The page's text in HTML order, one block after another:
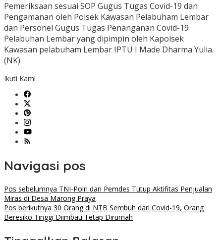
Pemeriksaan sesuai SOP Gugus Tugas Covid-19 dan
Pengamanan oleh Polsek Kawasan Pelabuham Lembar
dan Personel Gugus Tugas Penanganan Covid-19
Pelabuhan Lembar yang dipimpin oleh Kapolsek
Kawasan pelabuham Lembar IPTU I Made Dharma Yulia.
(NK)
Ikuti Kami
Navigasi pos
Pos sebelumnya TNI-Polri dan Pemdes Tutup Aktifitas Penjualan
Miras di Desa Marong Praya
Pos berikutnya 30 Orang di NTB Sembuh dari Covid-19, Orang
Beresiko Tinggi Diimbau Tetap Dirumah